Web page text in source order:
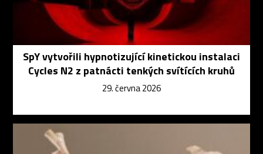
SpY vytvořili hypnotizující kinetickou instalaci
Cycles N2 z patnácti tenkých svítících kruhů
29. června 2026